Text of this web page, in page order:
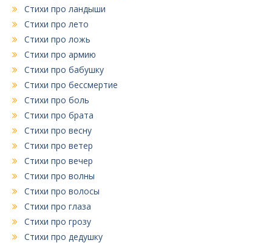
Стихи про ландыши
Стихи про лето
Стихи про ложь
Стихи про армию
Стихи про бабушку
Стихи про бессмертие
Стихи про боль
Стихи про брата
Стихи про весну
Стихи про ветер
Стихи про вечер
Стихи про волны
Стихи про волосы
Стихи про глаза
Стихи про грозу
Стихи про дедушку